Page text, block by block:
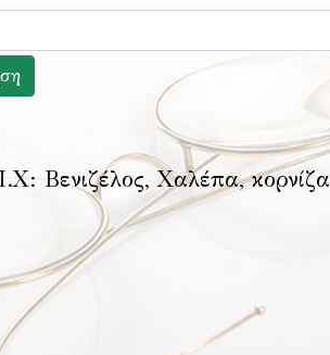
Βενιζέλος, Χαλέπα, κορνίζα